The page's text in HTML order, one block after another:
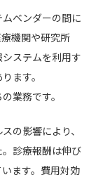
ベンダーの間に
機関や研究所
ステムを利用す
ます。
業務です。
の影響により、
診療報酬は伸び
ます。費用対効